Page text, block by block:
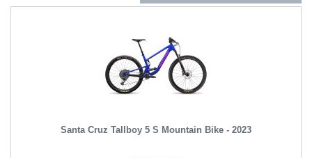
Santa Cruz Tallboy 5 S Mountain Bike - 2023